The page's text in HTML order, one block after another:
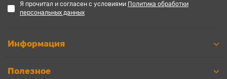
Я прочитал и согласен с условиями Политика обработки
персональных данных
Информация
Полезное